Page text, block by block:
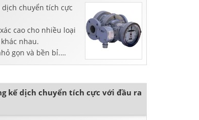
dịch chuyển tích cực
cao cho nhiều loại
nhau.
gọn và bền bỉ.
hợp với hệ thống.
kế dịch chuyển tích cực với đầu ra